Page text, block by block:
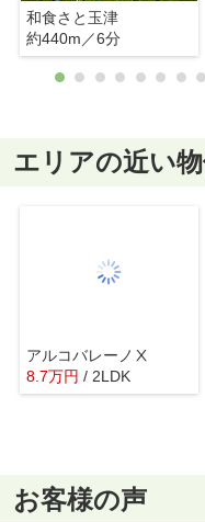
和食さと玉津
約440m／6分
エリアの近い
アルコバレーノⅩ
8.7万円 / 2LDK
お客様の声